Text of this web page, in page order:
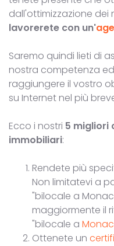
dall'ottimizzazione dei
lavorerete con un'
Saremo quindi lieti di
nostra competenza
raggiungere il vostro
su Internet nel più
Ecco i nostri 5 migliori
immobiliari:
Rendete più
Non limitatevi a
"bilocale a
maggiormente il
"bilocale a
Ottenete un